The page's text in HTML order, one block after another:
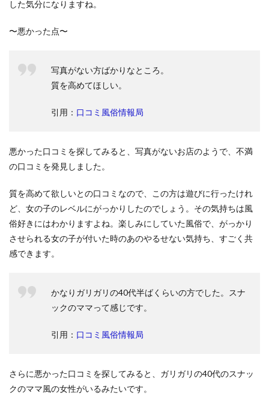
した気分になりますね。
〜悪かった点〜
写真がない方ばかりなところ。
質を高めてほしい。
引用： 口コミ風俗情報局
悪かった口コミを探してみると、写真がないお店のようで、不満
の口コミを発見しました。
質を高めて欲しいとの口コミなので、この方は遊びに行ったけれ
ど、女の子のレベルにがっかりしたのでしょう。その気持ちは風
俗好きにはわかりますよね。楽しみにしていた風俗で、がっかり
させられる女の子が付いた時のあのやるせない気持ち、すごく共
感できます。
かなりガリガリの40代半ばくらいの方でした。スナ
ックのママって感じです。
引用： 口コミ風俗情報局
さらに悪かった口コミを探してみると、ガリガリの40代のスナッ
クのママ風の女性がいるみたいです。